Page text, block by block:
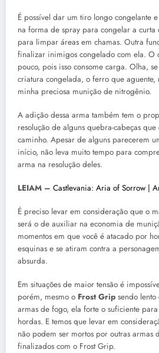
É possível dar um tiro longo congelante
na forma de spray para congelar a curta
para limpar áreas em chamas. Outra
finalizar inimigos congelado com ela. O
pouco, pois isso consome carga. Olha,
criatura congelada, o ferro que aguente,
minha preciosa munição de nitrogênio.
A adição dessa arma também tem o
resolução de alguns quebra-cabeças
caminho. Apesar de alguns parecerem
início, não leva muito tempo para
arma na resolução deles.
LEIAM – Castlevania: Aria of Sorrow |
É preciso levar em consideração que o
será o de auxiliar na economia de
momentos em que você é atacado por
esquinas e se atiram contra a
absurda.
Em situações de maior tensão é
porém, mesmo o Frost Grip sendo
armas de fogo, ela forte o suficiente
hordas. E temos que levar em
não podem ser mortos por outras armas
finalizados com o Frost Grip.